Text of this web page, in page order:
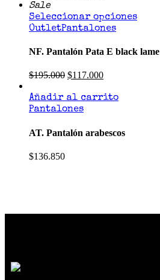
Sale
Seleccionar opciones
OutletPantalones
NF. Pantalón Pata E black lame
$195.000 $117.000
Añadir al carrito
Pantalones
AT. Pantalón arabescos
$136.850